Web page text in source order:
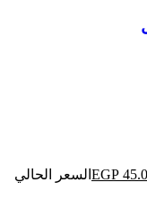
EGP السعر الحالي